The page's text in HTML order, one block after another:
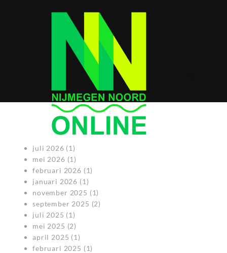
juli 2026 (1)
mei 2026 (1)
februari 2026 (1)
januari 2026 (1)
november 2025 (1)
september 2025 (2)
juli 2025 (1)
mei 2025 (2)
april 2025 (1)
februari 2025 (1)